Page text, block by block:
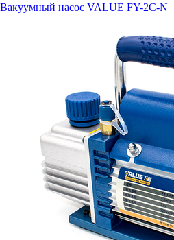
Вакуумный насос VALUE FY-2C-N